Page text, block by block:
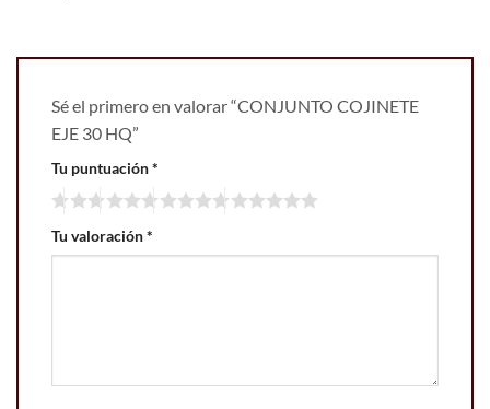
Sé el primero en valorar “CONJUNTO COJINETE
EJE 30 HQ”
Tu puntuación*
Tu valoración*